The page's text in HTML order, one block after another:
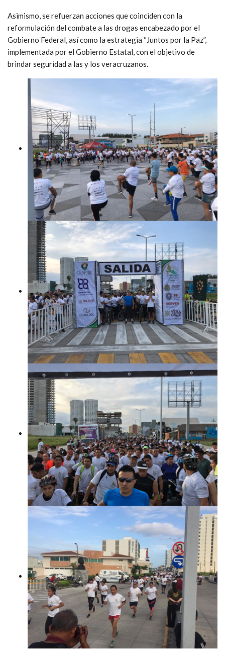
Asimismo, se refuerzan acciones que coinciden con la
reformulación del combate a las drogas encabezado por el
Gobierno Federal, así como la estrategia “Juntos por la Paz”,
implementada por el Gobierno Estatal, con el objetivo de
brindar seguridad a las y los veracruzanos.